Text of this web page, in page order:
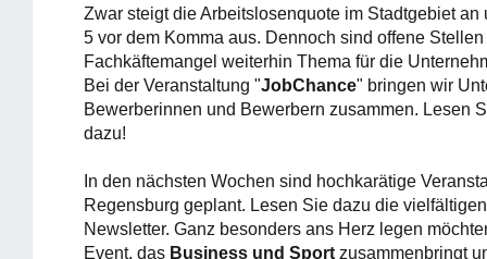
Zwar steigt die Arbeitslosenquote im Stadtgebiet an
5 vor dem Komma aus. Dennoch sind offene
Fachkäftemangel weiterhin Thema für die
Bei der Veranstaltung "JobChance" bringen wir
Bewerberinnen und Bewerbern zusammen. Lesen
dazu!
In den nächsten Wochen sind hochkarätige
Regensburg geplant. Lesen Sie dazu die
Newsletter. Ganz besonders ans Herz legen
Event, das Business und Sport zusammenbringt